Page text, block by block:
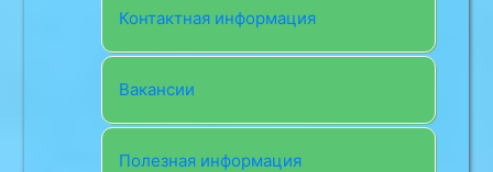
Контактная информация
Вакансии
Полезная информация